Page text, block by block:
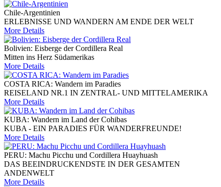
Chile-Argentinien
ERLEBNISSE UND WANDERN AM ENDE DER WELT
More Details
Bolivien: Eisberge der Cordillera Real
Mitten ins Herz Südamerikas
More Details
COSTA RICA: Wandern im Paradies
REISELAND NR.1 IN ZENTRAL- UND MITTELAMERIKA
More Details
KUBA: Wandern im Land der Cohibas
KUBA - EIN PARADIES FÜR WANDERFREUNDE!
More Details
PERU: Machu Picchu und Cordillera Huayhuash
DAS BEEINDRUCKENDSTE IN DER GESAMTEN
ANDENWELT
More Details